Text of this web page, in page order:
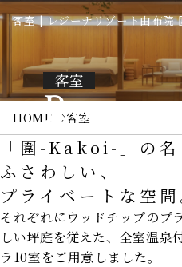
客室 | レジーナリゾート由布
客室
Rooms
HOME 客室
「圍-Kakoi-」の名
ふさわしい、
プライベートな空間
それぞれにウッドチップのプ
しい坪庭を従えた、全室温泉
ラ10室をご用意しました。